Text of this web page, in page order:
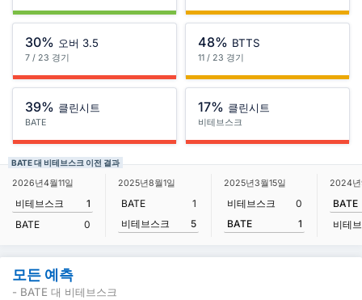
30% 오버 3.5
7 / 23 경기
48% BTTS
11 / 23 경기
39% 클린시트
BATE
17% 클린시트
비테브스크
BATE 대 비테브스크 이전 결과
2026년4월11일
비테브스크
1
BATE
0
2025년8월1일
BATE
1
비테브스크
5
2025년3월15일
비테브스크
0
BATE
1
2024년
BATE
비테
모든 예측
- BATE 대 비테브스크